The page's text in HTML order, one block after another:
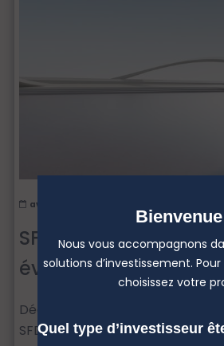
SFDR : Comprendre
évolutions en cours
Découvrez les principales
SFDR et les éléments essentiels
avril 28, 2026
Bienvenue
Nous vous accompagnons
solutions d’investissement.
choisissez votre
Quel type d’investisseur